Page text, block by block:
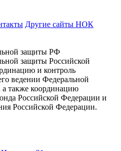
Другие сайты НОК
защиты РФ
защиты Российской
и контроль
ведении Федеральной
а также координацию
Российской Федерации и
Российской Федерации.